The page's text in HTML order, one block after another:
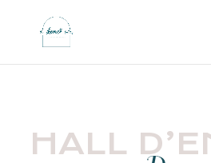
HALL